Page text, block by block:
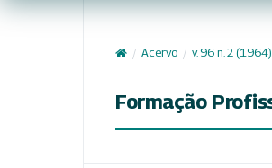
/ Acervo / v. 96 n. 2 (1964)
Formação